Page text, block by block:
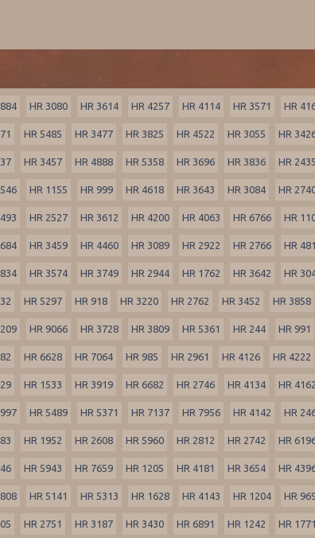
HR 3080 HR 3614 HR 4257 HR 4114 HR 3571 HR
HR 5485 HR 3477 HR 3825 HR 4522 HR 3055 HR
HR 3457 HR 4888 HR 5358 HR 3696 HR 3836 HR 2435
HR 1155 HR 999 HR 4618 HR 3643 HR 3084 HR
HR 2527 HR 3612 HR 4200 HR 4063 HR 6766 HR
HR 3459 HR 4460 HR 3089 HR 2922 HR 2766 HR
HR 3574 HR 3749 HR 2944 HR 1762 HR 3642 HR
HR 5297 HR 918 HR 3220 HR 2762 HR 3452 HR 3858
HR 9066 HR 3728 HR 3809 HR 5361 HR 244 HR 991
HR 6628 HR 7064 HR 985 HR 2961 HR 4126 HR 4222
HR 1533 HR 3919 HR 6682 HR 2746 HR 4134 HR 4162
HR 5489 HR 5371 HR 7137 HR 7956 HR 4142 HR
HR 1952 HR 2608 HR 5960 HR 2812 HR 2742 HR
HR 5943 HR 7659 HR 1205 HR 4181 HR 3654 HR
HR 5141 HR 5313 HR 1628 HR 4143 HR 1204 HR
HR 2751 HR 3187 HR 3430 HR 6891 HR 1242 HR 1771